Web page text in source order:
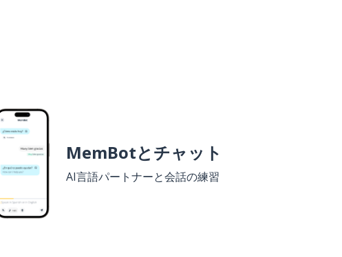
MemBotとチャット
AI言語パートナーと会話の練習